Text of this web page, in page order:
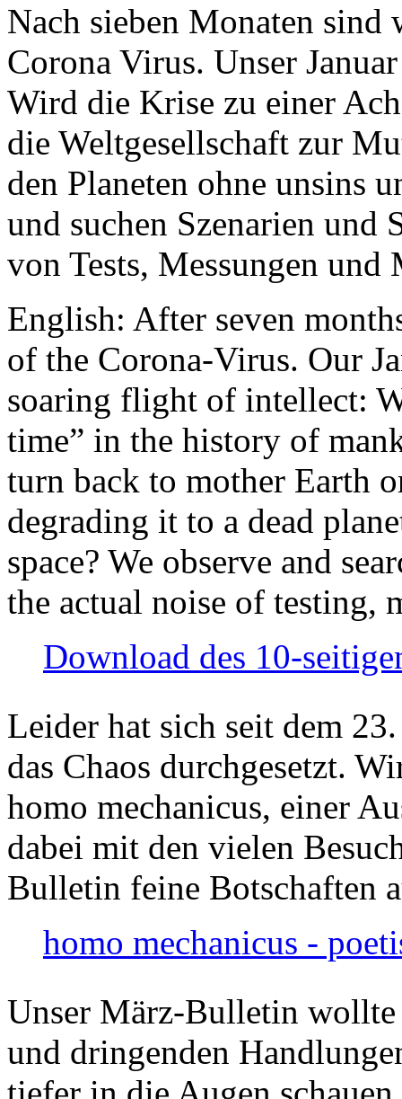
Nach sieben Monaten
Corona Virus. Unser
Wird die Krise zu einer
die Weltgesellschaft zur
den Planeten ohne unsins
und suchen Szenarien und
von Tests, Messungen und
English: After seven
of the Corona-Virus. Our
soaring flight of intellect:
time” in the history of
turn back to mother Earth
degrading it to a dead
space? We observe and
the actual noise of testing,
Download des 10-
Leider hat sich seit dem
das Chaos durchgesetzt.
homo mechanicus, einer
dabei mit den vielen
Bulletin feine Botschaften
homo mechanicus -
Unser März-Bulletin
und dringenden